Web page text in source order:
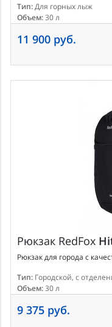
Тип:Для горных лыж
Объем:30 л
11 900 руб.
Рюкзак RedFox
Рюкзак для города c
Тип: Городской, с
Объем:30 л
9 375 руб.